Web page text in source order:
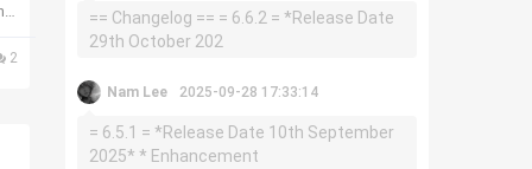
2
== Changelog == = 6.6.2 = *Release Date
29th October 202
Nam Lee 2025-09-28 17:33:14
= 6.5.1 = *Release Date 10th September
2025* * Enhancement